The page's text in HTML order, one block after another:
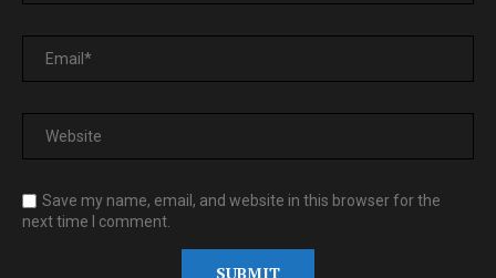
Save my name, email, and website in this browser for the
next time I comment.